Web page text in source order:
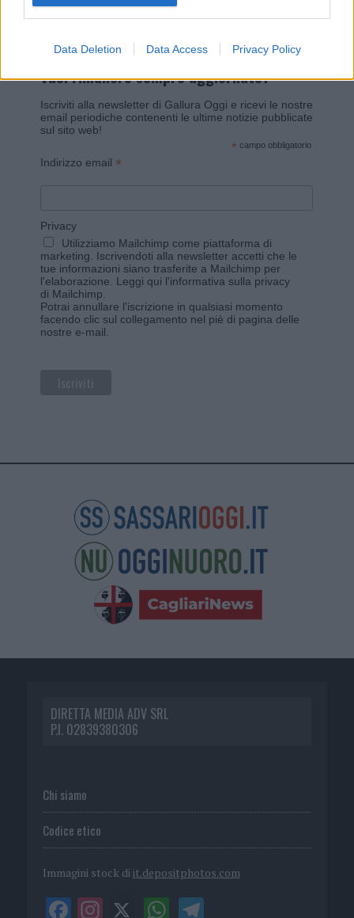
Data Deletion Data Access Privacy Policy
Vuoi rimanere sempre aggiornato?
Iscriviti alla newsletter di Gallura Oggi e ricevi le nostre
email periodiche contenenti le ultime notizie pubblicate
sul sito web!
* campo obbligatorio
Indirizzo email *
Privacy
Utilizziamo Mailchimp come piattaforma di
marketing. Iscrivendoti alla newsletter accetti che le
tue informazioni siano trasferite a Mailchimp per
l'elaborazione. Leggi qui l'informativa sulla privacy
di Mailchimp
Potrai annullare l'iscrizione in qualsiasi momento
facendo clic sul collegamento nel piè di pagina delle
nostre e-mail.
DIRETTA MEDIA ADV SRL
P.I. 02839380306
Chi siamo
Codice etico
Immagini stock di it.depositphotos.com